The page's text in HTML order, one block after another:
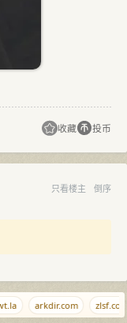
收藏 投币
只看楼主 倒序
arkdir.com zlsf.com